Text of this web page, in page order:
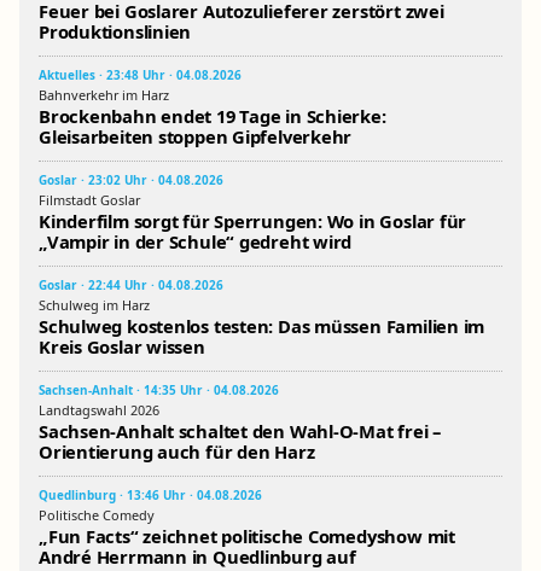
Feuer bei Goslarer Autozulieferer zerstört zwei
Produktionslinien
Aktuelles · 23:48 Uhr · 04.08.2026
Bahnverkehr im Harz
Brockenbahn endet 19 Tage in Schierke:
Gleisarbeiten stoppen Gipfelverkehr
Goslar · 23:02 Uhr · 04.08.2026
Filmstadt Goslar
Kinderfilm sorgt für Sperrungen: Wo in Goslar für
„Vampir in der Schule“ gedreht wird
Goslar · 22:44 Uhr · 04.08.2026
Schulweg im Harz
Schulweg kostenlos testen: Das müssen Familien im
Kreis Goslar wissen
Sachsen-Anhalt · 14:35 Uhr · 04.08.2026
Landtagswahl 2026
Sachsen-Anhalt schaltet den Wahl-O-Mat frei –
Orientierung auch für den Harz
Quedlinburg · 13:46 Uhr · 04.08.2026
Politische Comedy
„Fun Facts“ zeichnet politische Comedyshow mit
André Herrmann in Quedlinburg auf